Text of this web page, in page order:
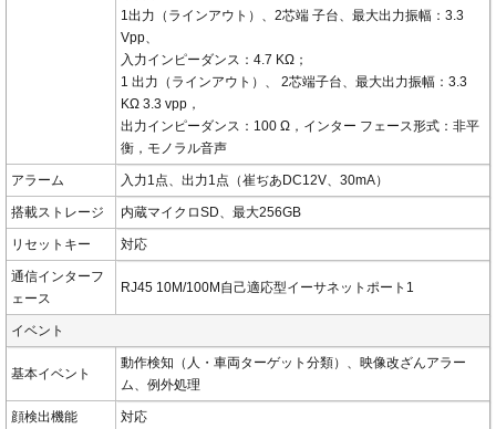
1出力（ラインアウト）、2芯端 子台、最大出力振幅：3.3
Vpp、
入力インピーダンス：4.7 KΩ；
1 出力（ラインアウト）、 2芯端子台、最大出力振幅：3.3
KΩ 3.3 vpp，
出力インピーダンス：100 Ω，インター フェース形式：非平
衡，モノラル音声
アラーム 入力1点、出力1点（崔ぢあDC12V、30mA）
搭載ストレージ 内蔵マイクロSD、最大256GB
リセットキー 対応
通信インターフ
ェース
RJ45 10M/100M自己適応型イーサネットポート1
イベント
基本イベント
動作検知（人・車両ターゲット分類）、映像改ざんアラー
ム、例外処理
顔検出機能 対応